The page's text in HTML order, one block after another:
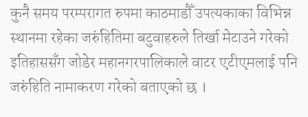
कुनै समय परम्परागत रुपमा काठमाडौँ उपत्यकाका विभिन्न
स्थानमा रहेका जरुंहितिमा बटुवाहरुले तिर्खा मेटाउने गरेको
इतिहाससँग जोडेर महानगरपालिकाले वाटर एटीएमलाई पनि
जरुंहिति नामाकरण गरेको बताएको छ ।